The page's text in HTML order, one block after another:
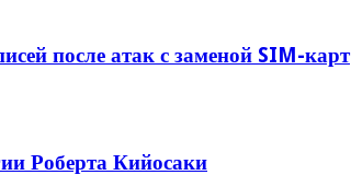
после атак с заменой SIM-карт
Роберта Кийосаки